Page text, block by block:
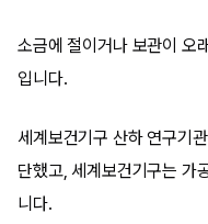
소금에 절이거나 보관이 오
입니다.
세계보건기구 산하 연구기
단했고, 세계보건기구는 가
니다.